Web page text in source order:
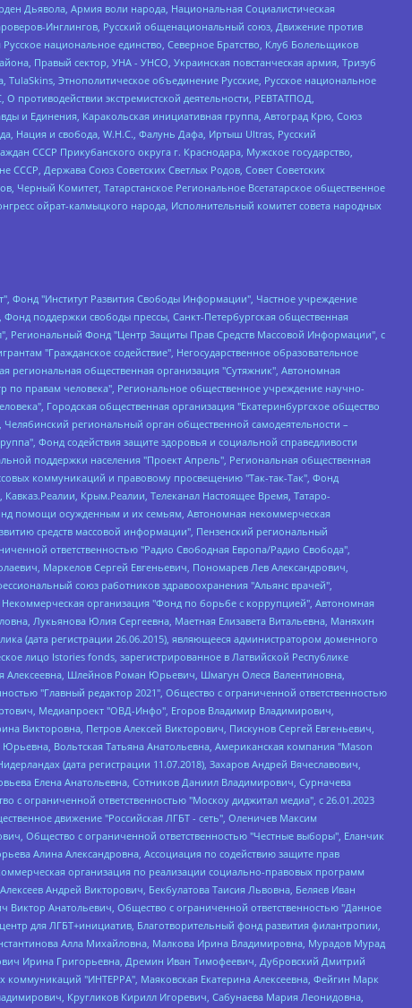
Дьявола, Армия воли народа, Национальная Социалистическая
Инглингов, Русский общенациональный союз, Движение против
национальное единство, Северное Братство, Клуб Болельщиков
Правый сектор, УНА - УНСО, Украинская повстанческая армия, Тризуб
Этнополитическое объединение Русские, Русское национальное
экстремистской деятельности, РЕВТАТПОД,
и Единения, Каракольская инициативная группа, Автоград Крю, Союз
Нация и свобода, W.H.С., Фалунь Дафа, Иртыш Ultras, Русский
СССР Прикубанского округа г. Краснодара, Мужское государство,
Держава Союз Советских Светлых Родов, Совет Советских
Черный Комитет, Татарстанское Региональное Всетатарское общественное
ойрат-калмыцкого народа, Исполнительный комитет совета народных
общественное движение "Маяк", Санкт-Петербургская ЛГБТ-инициативная группа "Выход", Инициативная группа ЛГБТ+ "Реверс", Алексеев Андрей Викторович, Бекбулатова Таисия Львовна, Беляев Иван Михайлович, Владыкина Елена Сергеевна, Гельман Марат Александрович, Никульшина Вероника Юрьевна, Толоконникова Надежда Андреевна, Шендерович Виктор Анатольевич, Общество с ограниченной ответственностью "Данное сообщение", Общество с ограниченной ответственностью Издательский дом "Новая глава", Айнбиндер Александра Александровна, Московский комьюнити-центр для ЛГБТ+инициатив, Благотворительный фонд развития филантропии, Deutsche Welle (Германия, Kurt-Schumacher-Strasse 3, 53113 Bonn), Борзунова Мария Михайловна, Воробьев Виктор Викторович, Голубева Анна Львовна, Константинова Алла Михайловна, Малкова Ирина Владимировна, Мурадов Мурад Абдулгалимович, Осетинская Елизавета Николаевна, Понасенков Евгений Николаевич, Ганапольский Матвей Юрьевич, Киселев Евгений Алексеевич, Борухович Ирина Григорьевна, Дремин Иван Тимофеевич, Дубровский Дмитрий Викторович, Красноярская региональная общественная организация поддержки и развития альтернативных образовательных технологий и межкультурных коммуникаций "ИНТЕРРА", Маяковская Екатерина Алексеевна, Фейгин Марк Захарович, Филимонов Андрей Викторович, Дзугкоева Регина Николаевна, Доброхотов Роман Александрович, Дудь Юрий Александрович, Елкин Сергей Владимирович, Кругликов Кирилл Игоревич, Сабунаева Мария Леонидовна, Семенов Алексей Владимирович, Шаинян Карен Багратович, Шульман Екатерина Михайловна, Асафьев Артур Валерьевич, Вахштайн Виктор Семенович, Венедиктов Алексей Алексеевич, Лушникова Екатерина Евгеньевна, Волков Леонид Михайлович, Невзоров Александр Глебович, Пархоменко Сергей Борисович, Сироткин Ярослав Николаевич, Кара-Мурза Владимир Владимирович, Баранова Наталья Владимировна, Гозман Леонид Яковлевич, Кагарлицкий Борис Юльевич, Климарев Михаил Валерьевич, Милов Владимир Станиславович, Автономная некоммерческая организация Краснодарский центр современного искусства "Типография", Моргенштерн Алишер Тагирович, Соболь Любовь Эдуардовна, Общество с ограниченной ответственностью "ЛИЗА НОРМ", Каспаров Гарри Кимович, Ходорковский Михаил Борисович, Общество с ограниченной ответственностью "Апрельские тезисы", Данилович Ирина Брониславовна, Кашин Олег Владимирович, Петров Николай Владимирович, Пивоваров Алексей Владимирович, Соколов Михаил Владимирович, Цветкова Юлия Владимировна, Чичваркин Евгений Александрович, Комитет против пыток/Команда против пыток, Общество с ограниченной ответственностью "Первый научный", Общество с ограниченной ответственностью "Вертолет и ко", Белоцерковская Вероника Борисовна, Кац Максим Евгеньевич, Лазарева Татьяна Юрьевна, Шаведдинов Руслан Табризович, Яшин Илья Валерьевич, Общество с ограниченной ответственностью "Иноагент ААВ", Алешковский Дмитрий Петрович, Альбац Евгения Марковна, Быков Дмитрий Львович, Галямина Юлия Евгеньевна, Лойко Сергей Леонидович, Мартынов Кирилл Константинович, Медведев Сергей Александрович, Крашенинников Федор Геннадиевич, Гордеева Катерина Вл